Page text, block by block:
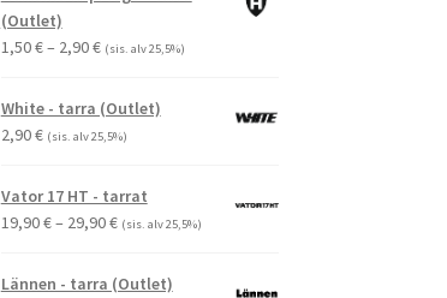
(Outlet)
1,50€– 2,90€Hintaluokka:
-
(sis. alv 25,5%)
White - tarra (Outlet)
2,90€ (sis. alv 25,5%)
Vator 17 HT - tarrat
19,90€– 29,90€Hintaluokka:
-
(sis. alv 25,5%)
Lännen - tarra (Outlet)